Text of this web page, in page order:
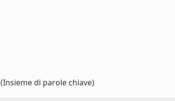
(Insieme di parole chiave)